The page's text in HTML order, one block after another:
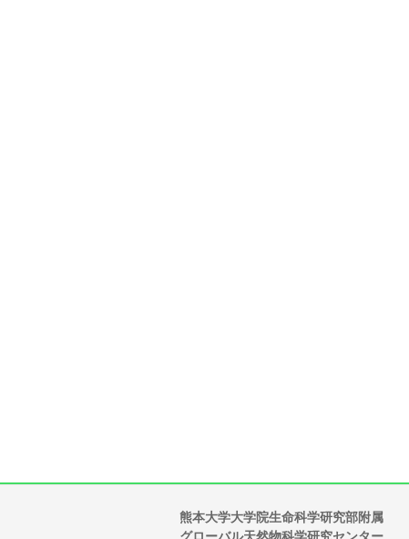
熊本大学大学院生命科学研究部附属